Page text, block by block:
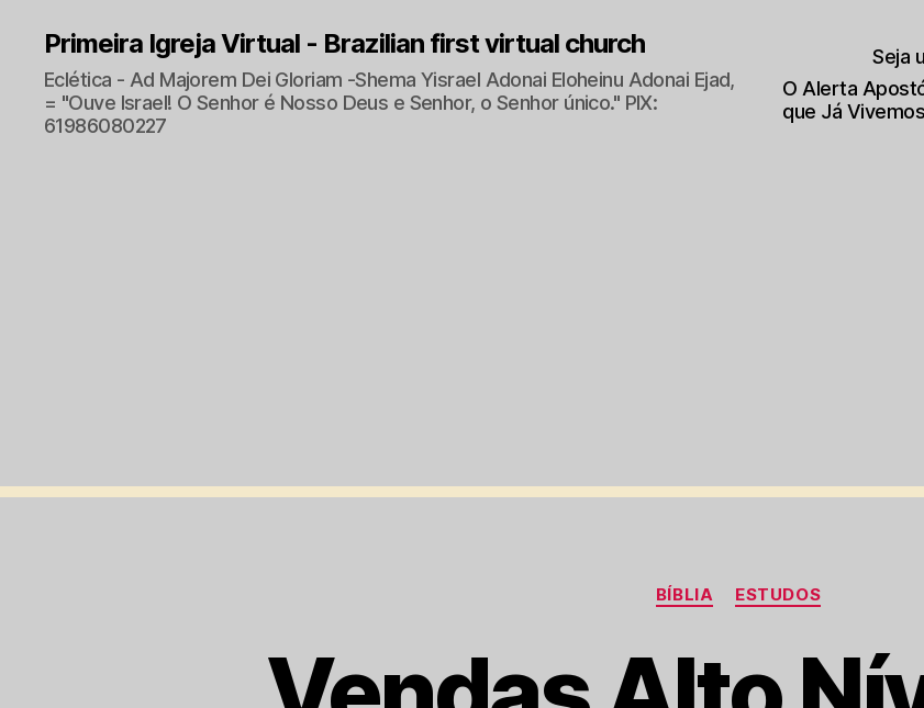
Primeira Igreja Virtual - Brazilian first virtual church
Eclética - Ad Majorem Dei Gloriam -Shema Yisrael Adonai Eloheinu Adonai Ejad,
= "Ouve Israel! O Senhor é Nosso Deus e Senhor, o Senhor único." PIX:
61986080227
Seja
O Alerta
que Já
Categorias
BÍBLIA ESTUDOS